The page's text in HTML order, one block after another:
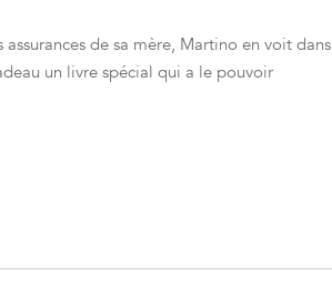
de sa mère, Martino en voit dans
un livre spécial qui a le pouvoir